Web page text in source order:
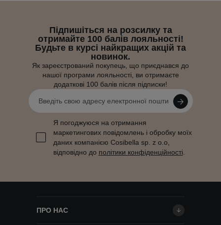
Підпишіться на розсилку та
отримайте 100 балів лояльності!
Будьте в курсі найкращих акцій та
новинок.
Як зареєстрований покупець, що приєднався до
нашої програми лояльності, ви отримаєте
додаткові 100 балів після підписки!
Я погоджуюся на отримання
маркетингових повідомлень і обробку моїх
даних компанією Cosibella sp. z o.o,
відповідно до політики конфіденційності
ПРО НАС